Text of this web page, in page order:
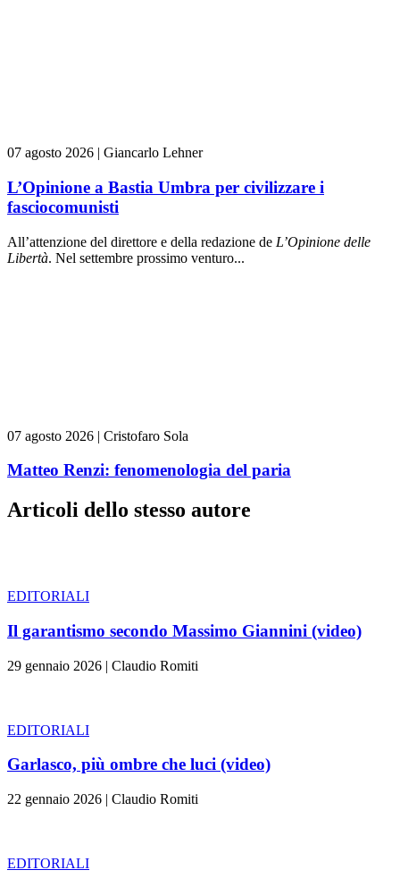
07 agosto 2026 | Giancarlo Lehner
L’Opinione a Bastia Umbra per civilizzare i
fasciocomunisti
All’attenzione del direttore e della redazione de L’Opinione delle
Libertà. Nel settembre prossimo venturo...
07 agosto 2026 | Cristofaro Sola
Matteo Renzi: fenomenologia del paria
Articoli dello stesso autore
EDITORIALI
Il garantismo secondo Massimo Giannini (video)
29 gennaio 2026 | Claudio Romiti
EDITORIALI
Garlasco, più ombre che luci (video)
22 gennaio 2026 | Claudio Romiti
EDITORIALI